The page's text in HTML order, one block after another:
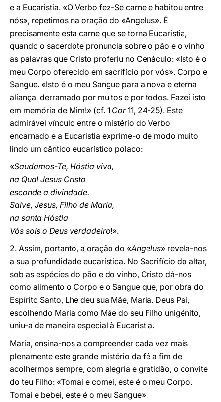
e a Eucaristia. «O Verbo fez-Se carne e habitou entre
nós», repetimos na oração do «Angelus». É
precisamente esta carne que se torna Eucaristia,
quando o sacerdote pronuncia sobre o pão e o vinho
as palavras que Cristo proferiu no Cenáculo: «Isto é o
meu Corpo oferecido em sacrifício por vós». Corpo e
Sangue. «Isto é o meu Sangue para a nova e eterna
aliança, derramado por muitos e por todos. Fazei isto
em memória de Mim!» (cf. 1 Cor11, 24-25). Este
admirável vínculo entre o mistério do Verbo
encarnado e a Eucaristia exprime-o de modo muito
lindo um cântico eucarístico polaco:
«Saudamos-Te, Hóstia viva,
na Qual Jesus Cristo
esconde a divindade.
Salve, Jesus, Filho de Maria,
na santa Hóstia
Vós sois o Deus verdadeiro!».
2. Assim, portanto, a oração do «Angelus» revela-nos
a sua profundidade eucarística. No Sacrifício do altar,
sob as espécies do pão e do vinho, Cristo dá-nos
como alimento o Corpo e o Sangue que, por obra do
Espírito Santo, Lhe deu sua Mãe, Maria. Deus Pai,
escolhendo Maria como Mãe do seu Filho unigénito,
uniu-a de maneira especial à Eucaristia.
Maria, ensina-nos a compreender cada vez mais
plenamente este grande mistério da fé a fim de
acolhermos sempre, com alegria e gratidão, o convite
do teu Filho: «Tomai e comei, este é o meu Corpo.
Tomai e bebei, este é o meu Sangue».